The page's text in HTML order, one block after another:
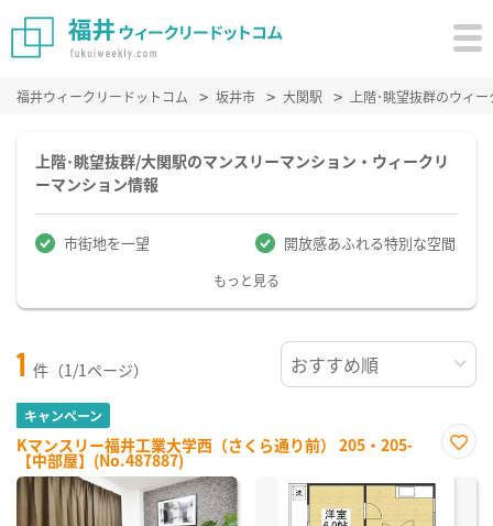
福井ウィークリードットコム 坂井市 大関駅 上階･眺望抜群のウィ
上階･眺望抜群/大関駅のマンスリーマンション・ウィークリ
ーマンション情報
市街地を一望 開放感あふれる特別な空間
もっと見る
1 件（1/1ページ）
キャンペーン
Kマンスリー福井工業大学西（さくら通り前） 205・205-
【中部屋】(No.487887)
に入